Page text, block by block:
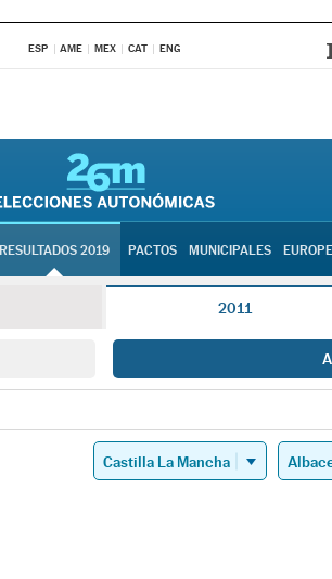
ESP AME MEX CAT ENG
RESULTADOS 2019 PACTOS MUNICIPALES
2011